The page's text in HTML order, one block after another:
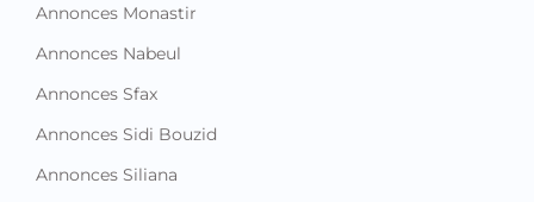
Annonces Monastir
Annonces Nabeul
Annonces Sfax
Annonces Sidi Bouzid
Annonces Siliana